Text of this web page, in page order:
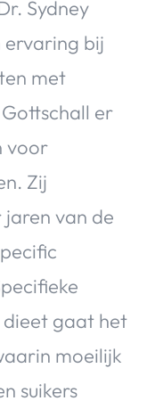
Sydney
ervaring bij
met
er
voor
Zij
van de
dieet gaat het
moeilijk
suikers